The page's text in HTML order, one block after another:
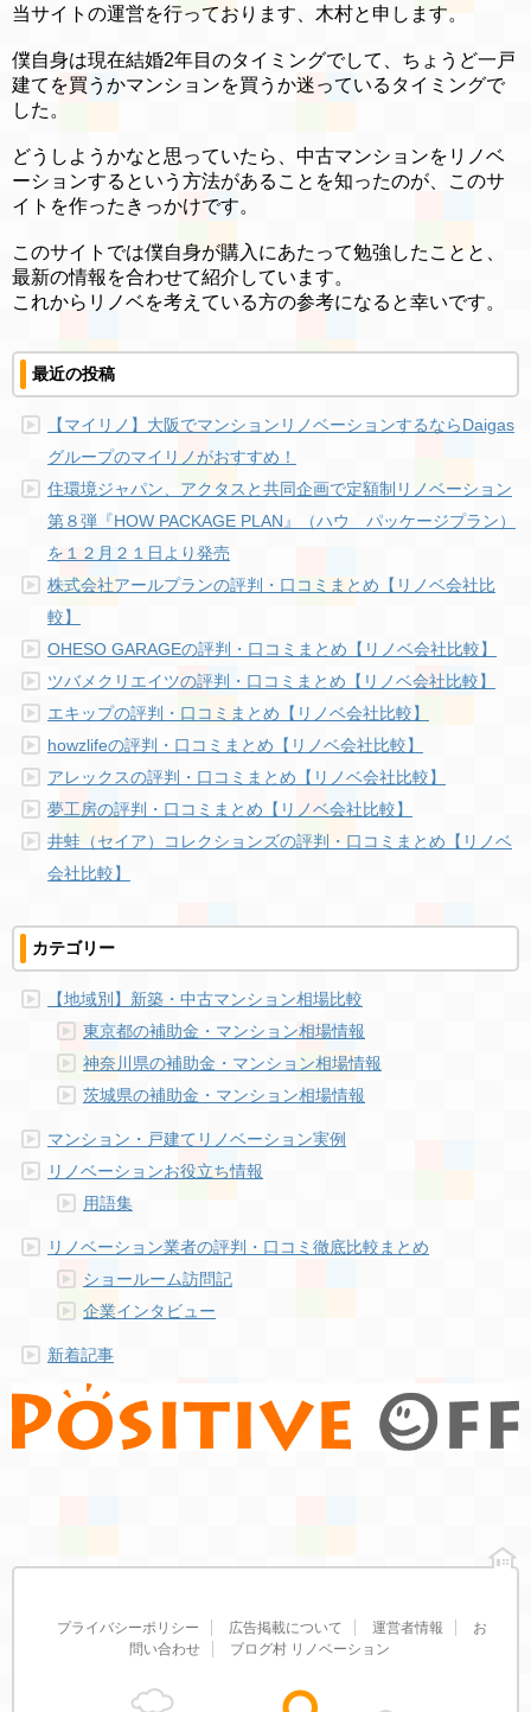
当サイトの運営を行っております、木村と申します。
僕自身は現在結婚2年目のタイミングでして、ちょうど一戸
建てを買うかマンションを買うか迷っているタイミングで
した。
どうしようかなと思っていたら、中古マンションをリノベ
ーションするという方法があることを知ったのが、このサ
イトを作ったきっかけです。
このサイトでは僕自身が購入にあたって勉強したことと、
最新の情報を合わせて紹介しています。
これからリノベを考えている方の参考になると幸いです。
最近の投稿
【マイリノ】大阪でマンションリノベーションするならDaigas
グループのマイリノがおすすめ！
住環境ジャパン、アクタスと共同企画で定額制リノベーション
第８弾『HOW PACKAGE PLAN』（ハウ パッケージプラン）
を１２月２１日より発売
株式会社アールプランの評判・口コミまとめ【リノベ会社比
較】
OHESO GARAGEの評判・口コミまとめ【リノベ会社比較】
ツバメクリエイツの評判・口コミまとめ【リノベ会社比較】
エキップの評判・口コミまとめ【リノベ会社比較】
howzlifeの評判・口コミまとめ【リノベ会社比較】
アレックスの評判・口コミまとめ【リノベ会社比較】
夢工房の評判・口コミまとめ【リノベ会社比較】
井蛙（セイア）コレクションズの評判・口コミまとめ【リノベ
会社比較】
カテゴリー
【地域別】新築・中古マンション相場比較
東京都の補助金・マンション相場情報
神奈川県の補助金・マンション相場情報
茨城県の補助金・マンション相場情報
マンション・戸建てリノベーション実例
リノベーションお役立ち情報
用語集
リノベーション業者の評判・口コミ徹底比較まとめ
ショールーム訪問記
企業インタビュー
新着記事
プライバシーポリシー 広告掲載について 運営者情報
お
問い合わせ
ブログ村 リノベーション